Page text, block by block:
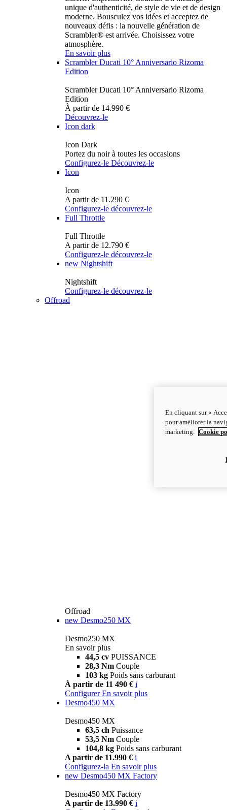
unique d'authenticité, de style de vie et de design
moderne. Bousculez vos idées et acceptez de
nouveaux défis : la nouvelle génération de
Scrambler® est arrivée. Choisissez votre
atmosphère.
En savoir plus
Scrambler Ducati 10° Anniversario Rizoma
Edition
Scrambler Ducati 10° Anniversario Rizoma
Edition
À partir de 14.990 €
Découvrez-le
Icon dark
Icon Dark
Portez du noir à toutes les occasions
Configurez-le Découvrez-le
Icon
Icon
A partir de 11.290 €
Configurez-le découvrez-le
Full Throttle
Full Throttle
A partir de 12.790 €
Configurez-le découvrez-le
new Nightshift
Nightshift
Configurez-le découvrez-le
Offroad
Offroad
new Desmo250 MX
Desmo250 MX
En savoir plus
44,5 cv PUISSANCE
28,3 Nm Couple
103 kg Poids sans carburant
À partir de 11 490 € i
Configurer En savoir plus
Desmo450 MX
Desmo450 MX
63,5 ch Puissance
53,5 Nm Couple
104,8 kg Poids sans carburant
A partir de 11.990 € i
Configurez-la En savoir plus
new Desmo450 MX Factory
Desmo450 MX Factory
A partir de 13.990 € i
En cliquant sur «
pour améliorer la
marketing.
Cookie